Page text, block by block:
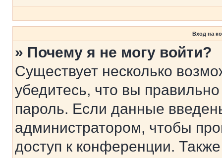
Вход на
» Почему я не могу войти?
Существует несколько
убедитесь, что вы
пароль. Если данные
администратором, чтобы
доступ к конференции.